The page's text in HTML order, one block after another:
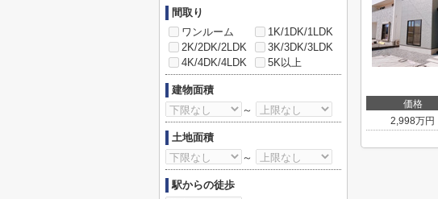
価格
2,998万円
間取り
ワンルーム
1K/1DK/1LDK
2K/2DK/2LDK
3K/3DK/3LDK
4K/4DK/4LDK
5K以上
建物面積
～
土地面積
～
駅からの徒歩